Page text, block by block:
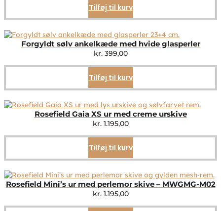
Tilføj til kurv
Forgyldt sølv ankelkæde med hvide glasperler
kr.399,00
Tilføj til kurv
Rosefield Gaia XS ur med creme urskive
kr.1.195,00
Tilføj til kurv
Rosefield Mini’s ur med perlemor skive – MWGMG-M02
kr.1.195,00